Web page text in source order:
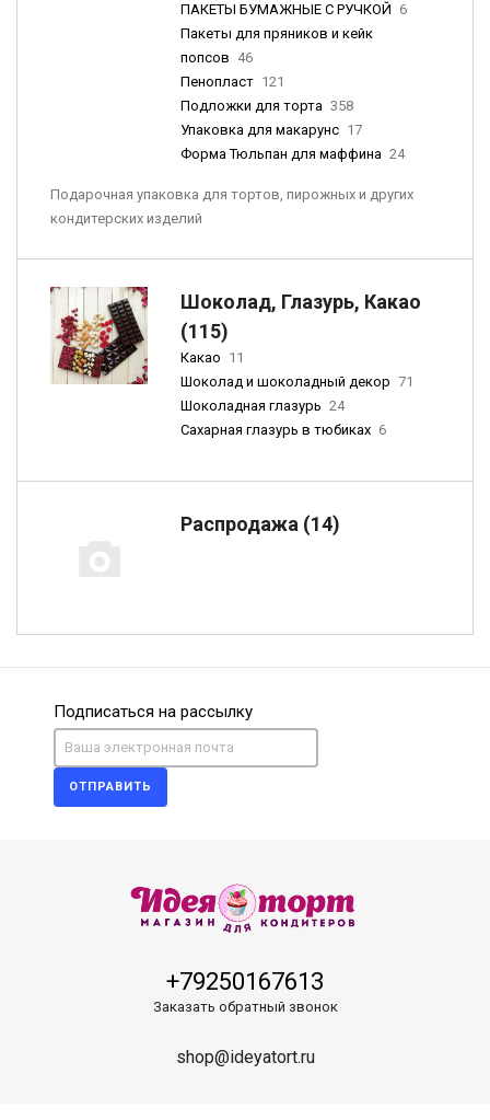
ПАКЕТЫ БУМАЖНЫЕ С РУЧКОЙ 6
Пакеты для пряников и кейк
попсов 46
Пенопласт 121
Подложки для торта 358
Упаковка для макарунс 17
Форма Тюльпан для маффина 24
Подарочная упаковка для тортов, пирожных и других
кондитерских изделий
Шоколад, Глазурь, Какао
(115)
Какао 11
Шоколад и шоколадный декор 71
Шоколадная глазурь 24
Сахарная глазурь в тюбиках 6
Распродажа (14)
Подписаться на рассылку
ОТПРАВИТЬ
+79250167613
Заказать обратный звонок
shop@ideyatort.ru